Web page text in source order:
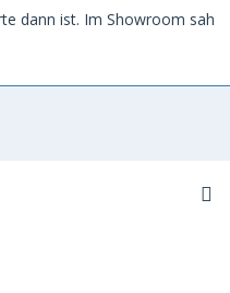
dann ist. Im Showroom sah